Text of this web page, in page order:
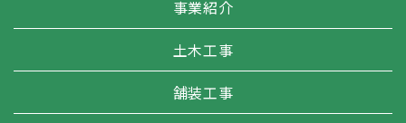
事業紹介
土木工事
舗装工事